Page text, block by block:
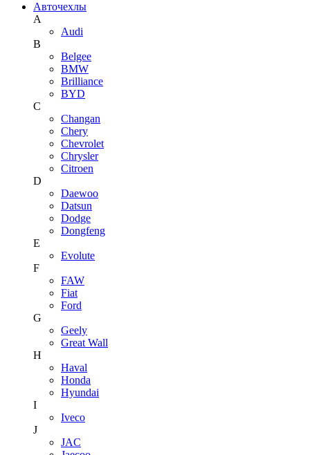
Авточехлы
A
Audi
B
Belgee
BMW
Brilliance
BYD
C
Changan
Chery
Chevrolet
Chrysler
Citroen
D
Daewoo
Datsun
Dodge
Dongfeng
E
Evolute
F
FAW
Fiat
Ford
G
Geely
Great Wall
H
Haval
Honda
Hyundai
I
Iveco
J
JAC